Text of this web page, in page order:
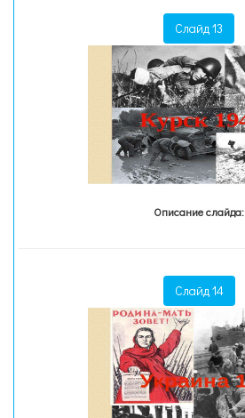
Слайд 13
Описание слайда:
Слайд 14